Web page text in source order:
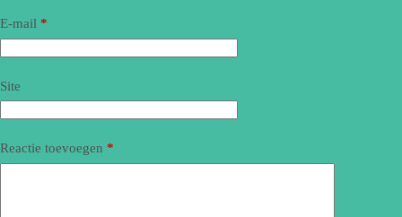
E-mail *
Site
Reactie toevoegen *